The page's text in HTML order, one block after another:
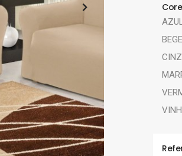
AZUL
BEGE